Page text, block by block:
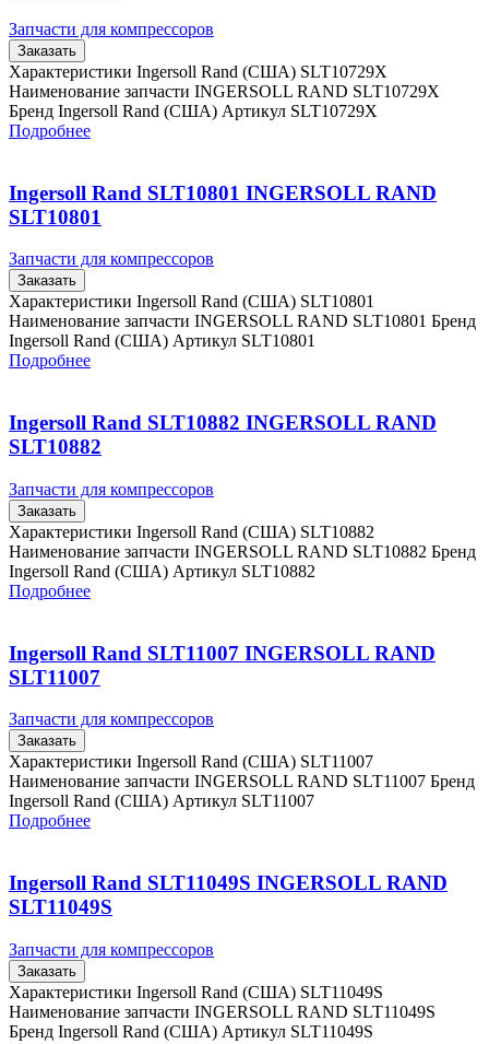
Запчасти для компрессоров
Заказать
Характеристики Ingersoll Rand (США) SLT10729X
Наименование запчасти INGERSOLL RAND SLT10729X
Бренд Ingersoll Rand (США) Артикул SLT10729X
Подробнее
Ingersoll Rand SLT10801 INGERSOLL RAND
SLT10801
Запчасти для компрессоров
Заказать
Характеристики Ingersoll Rand (США) SLT10801
Наименование запчасти INGERSOLL RAND SLT10801 Бренд
Ingersoll Rand (США) Артикул SLT10801
Подробнее
Ingersoll Rand SLT10882 INGERSOLL RAND
SLT10882
Запчасти для компрессоров
Заказать
Характеристики Ingersoll Rand (США) SLT10882
Наименование запчасти INGERSOLL RAND SLT10882 Бренд
Ingersoll Rand (США) Артикул SLT10882
Подробнее
Ingersoll Rand SLT11007 INGERSOLL RAND
SLT11007
Запчасти для компрессоров
Заказать
Характеристики Ingersoll Rand (США) SLT11007
Наименование запчасти INGERSOLL RAND SLT11007 Бренд
Ingersoll Rand (США) Артикул SLT11007
Подробнее
Ingersoll Rand SLT11049S INGERSOLL RAND
SLT11049S
Запчасти для компрессоров
Заказать
Характеристики Ingersoll Rand (США) SLT11049S
Наименование запчасти INGERSOLL RAND SLT11049S
Бренд Ingersoll Rand (США) Артикул SLT11049S